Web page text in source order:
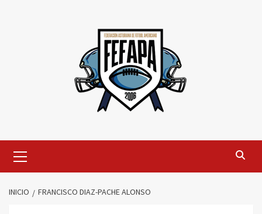
primario
INICIO FRANCISCO DIAZ-PACHE ALONSO